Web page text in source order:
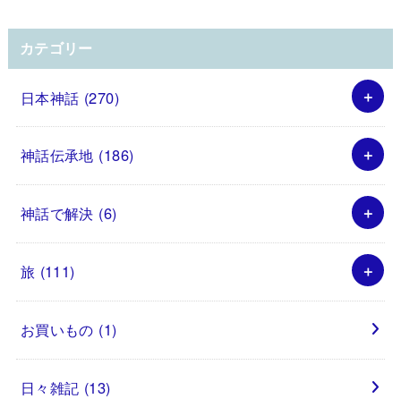
カテゴリー
日本神話 (270)
神話伝承地 (186)
神話で解決 (6)
旅 (111)
お買いもの (1)
日々雑記 (13)